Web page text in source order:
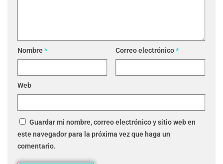
Nombre* Correo electrónico*
Web
Guardar mi nombre, correo electrónico y sitio web en
este navegador para la próxima vez que haga un
comentario.